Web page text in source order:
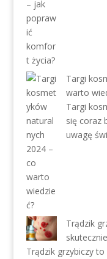
Targi
warto
Targi
się coraz
uwagę
Trądzik
Trądzik grzybiczy